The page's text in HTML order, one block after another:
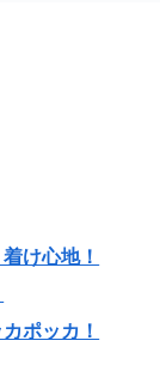
け心地！
ポッカ！